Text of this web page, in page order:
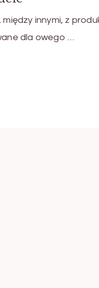
między innymi, z
dla owego …